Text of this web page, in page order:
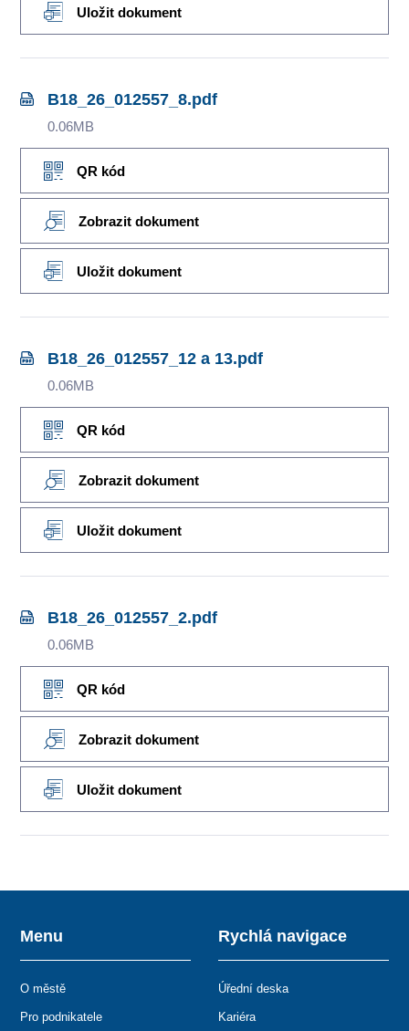
Uložit dokument
B18_26_012557_8.pdf
0.06MB
QR kód
Zobrazit dokument
Uložit dokument
B18_26_012557_12 a 13.pdf
0.06MB
QR kód
Zobrazit dokument
Uložit dokument
B18_26_012557_2.pdf
0.06MB
QR kód
Zobrazit dokument
Uložit dokument
Menu
O městě
Pro podnikatele
Rychlá navigace
Úřední deska
Kariéra